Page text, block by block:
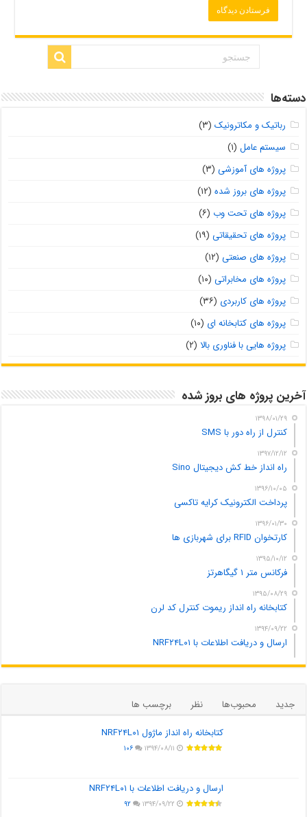
دسته‌ها
رباتیک و مکاترونیک (۳)
سیستم عامل (۱)
پروژه های آموزشی (۳)
پروژه های بروز شده (۱۲)
پروژه های تحت وب (۶)
پروژه های تحقیقاتی (۱۹)
پروژه های صنعتی (۱۲)
پروژه های مخابراتی (۱۰)
پروژه های کاربردی (۳۶)
پروژه های کتابخانه ای (۱۰)
پروژه هایی با فناوری بالا (۲)
آخرین پروژه های بروز شده
۱۳۹۸/۰۱/۲۹
کنترل از راه دور با SMS
۱۳۹۷/۱۲/۱۲
راه انداز خط کش دیجیتال Sino
۱۳۹۶/۱۰/۰۵
پرداخت الکترونیک کرایه تاکسی
۱۳۹۶/۰۱/۳۰
کارتخوان RFID برای شهربازی ها
۱۳۹۵/۱۰/۱۲
فرکانس متر ۱ گیگاهرتز
۱۳۹۵/۰۸/۲۹
کتابخانه راه انداز ریموت کنترل کد لرن
۱۳۹۴/۰۹/۲۲
ارسال و دریافت اطلاعات با NRF۲۴L۰۱
جدید محبوب‌ها نظر
برچسب ها
کتابخانه راه انداز ماژول NRF۲۴L۰۱
۱۳۹۴/۰۸/۱۱ ۱۰۶
ارسال و دریافت اطلاعات با NRF۲۴L۰۱
۱۳۹۴/۰۹/۲۲ ۹۲